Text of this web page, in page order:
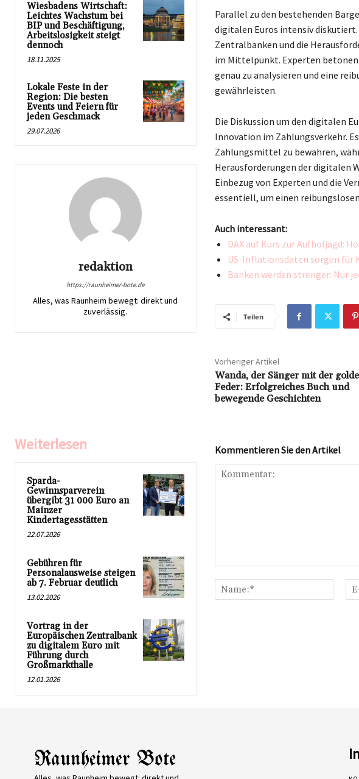
Wiesbadens Wirtschaft:
Leichtes Wachstum bei
BIP und Beschäftigung,
Arbeitslosigkeit steigt
dennoch
18.11.2025
Lokale Feste in der
Region: Die besten
Events und Feiern für
jeden Geschmack
29.07.2026
redaktion
https://raunheimer-bote.de
Alles, was Raunheim bewegt: direkt und
zuverlässig.
Parallel zu den bestehenden
digitalen Euros intensiv
Zentralbanken und die
im Mittelpunkt. Experten betonen
genau zu analysieren und eine
gewährleisten.
Die Diskussion um den digitalen
Innovation im Zahlungsverkehr.
Zahlungsmittel zu bewahren,
Herausforderungen der digitalen
Einbezug von Experten und die
essentiell, um einen
Auch interessant:
DAX auf Kurs zur Aufholjagd:
US-Inflationsdaten sorgen für
Banken werden strenger: Nur
Teilen
Vorheriger Artikel
Wanda, der Sänger mit der
Feder: Erfolgreiches Buch und
bewegende Geschichten
Weiterlesen
Sparda-
Gewinnsparverein
übergibt 31 000 Euro an
Mainzer
Kindertagesstätten
22.07.2026
Gebühren für
Personalausweise steigen
ab 7. Februar deutlich
13.02.2026
Vortrag in der
Europäischen Zentralbank
zu digitalem Euro mit
Führung durch
Großmarkthalle
12.01.2026
Kommentieren Sie den Artikel